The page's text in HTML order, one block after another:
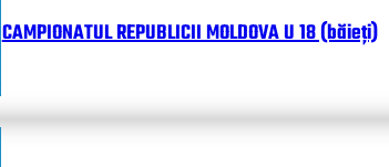
CAMPIONATUL REPUBLICII MOLDOVA U 18 (băieți)